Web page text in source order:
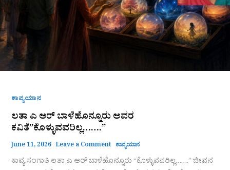
ಕಾವ್ಯಯಾನ
ಲತಾ ಎ ಆರ್ ಬಾಳೆಹೊನ್ನೂರು ಅವರ
ಕವಿತೆ”ಕೊಳ್ಳುವವರಿಲ್ಲ…….”
June 11, 2026 Leave a Comment ಕಾವ್ಯಯಾನ
ಕಾವ್ಯ ಸಂಗಾತಿ ಲತಾ ಎ ಆರ್ ಬಾಳೆಹೊನ್ನೂರು “ಕೊಳ್ಳುವವರಿಲ್ಲ…….” ಜೀವನ